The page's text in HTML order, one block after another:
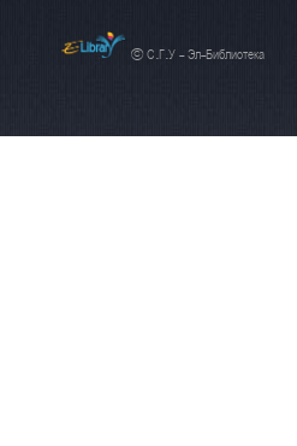
© С.Г.У - Эл-Библиотека